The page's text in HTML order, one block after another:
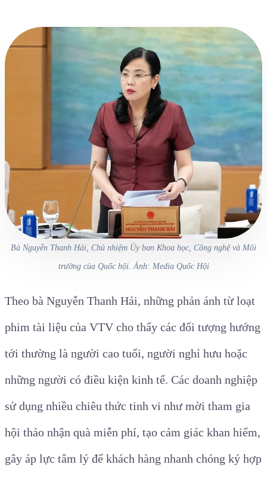
Bà Nguyễn Thanh Hải, Chủ nhiệm Ủy ban Khoa học, Công nghệ và Môi
trường của Quốc hội. Ảnh: Media Quốc Hội
Theo bà Nguyễn Thanh Hải, những phản ánh từ loạt
phim tài liệu của VTV cho thấy các đối tượng hướng
tới thường là người cao tuổi, người nghỉ hưu hoặc
những người có điều kiện kinh tế. Các doanh nghiệp
sử dụng nhiều chiêu thức tinh vi như mời tham gia
hội thảo nhận quà miễn phí, tạo cảm giác khan hiếm,
gây áp lực tâm lý để khách hàng nhanh chóng ký hợp